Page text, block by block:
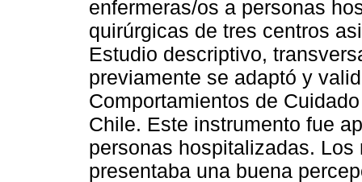
enfermeras/os a personas
quirúrgicas de tres centros
Estudio descriptivo,
previamente se adaptó y
Comportamientos de
Chile. Este instrumento fue
personas hospitalizadas.
presentaba una buena